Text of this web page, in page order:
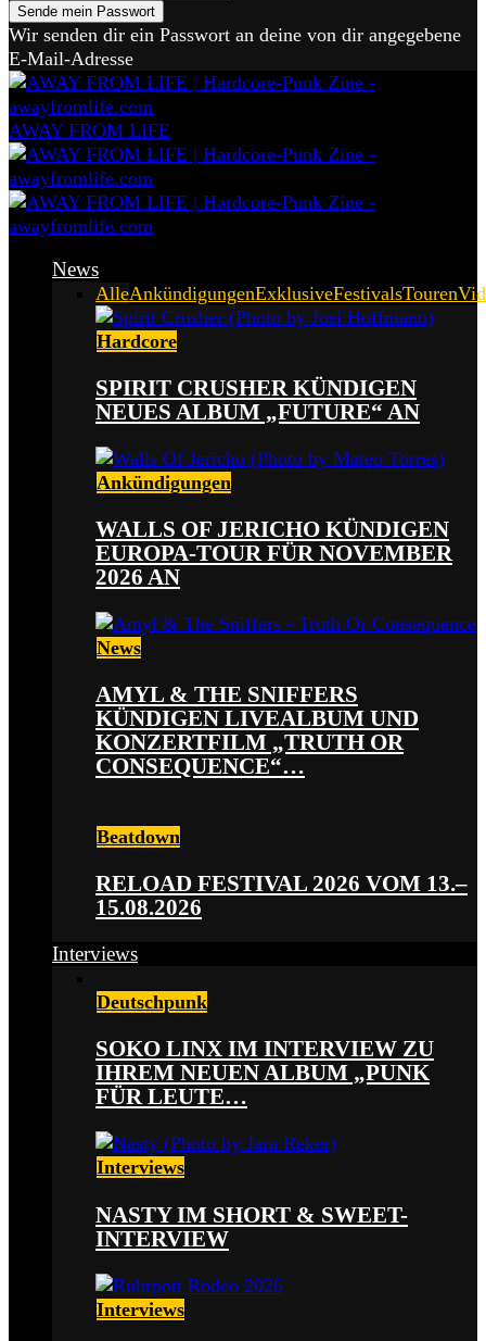
Wir senden dir ein Passwort an deine von dir angegebene
E-Mail-Adresse
AWAY FROM LIFE
News
AlleAnkündigungenExklusiveFestivalsTouren
Hardcore
SPIRIT CRUSHER KÜNDIGEN
NEUES ALBUM „FUTURE“ AN
Ankündigungen
WALLS OF JERICHO KÜNDIGEN
EUROPA-TOUR FÜR NOVEMBER
2026 AN
News
AMYL & THE SNIFFERS
KÜNDIGEN LIVEALBUM UND
KONZERTFILM „TRUTH OR
CONSEQUENCE“…
Beatdown
RELOAD FESTIVAL 2026 VOM 13.–
15.08.2026
Interviews
Deutschpunk
SOKO LINX IM INTERVIEW ZU
IHREM NEUEN ALBUM „PUNK
FÜR LEUTE…
Interviews
NASTY IM SHORT & SWEET-
INTERVIEW
Interviews